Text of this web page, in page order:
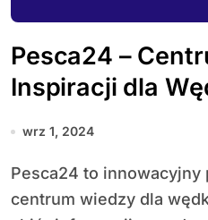
Pesca24 –
Inspiracji dla
wrz 1, 2024
Pesca24 to innowacyjny portal, który stanowi
centrum wiedzy dla